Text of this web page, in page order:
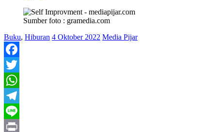
Sumber foto : gramedia.com
Buku, Hiburan 4 Oktober 2022 Media Pijar
Facebook
Twitter
WhatsApp
Telegram
Line